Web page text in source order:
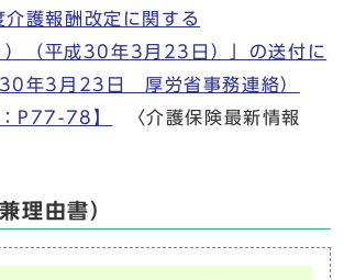
介護報酬改定に関する
（平成30年3月23日）」の送付に
年3月23日 厚労省事務連絡）
P77-78】
〈介護保険最新情報
理由書）